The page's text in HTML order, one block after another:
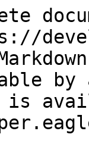
by
is